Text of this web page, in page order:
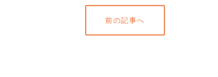
前の記事へ